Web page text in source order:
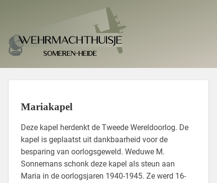
Mariakapel
Deze kapel herdenkt de Tweede Wereldoorlog. De
kapel is geplaatst uit dankbaarheid voor de
besparing van oorlogsgeweld. Weduwe M.
Sonnemans schonk deze kapel als steun aan
Maria in de oorlogsjaren 1940-1945. Ze werd 16-